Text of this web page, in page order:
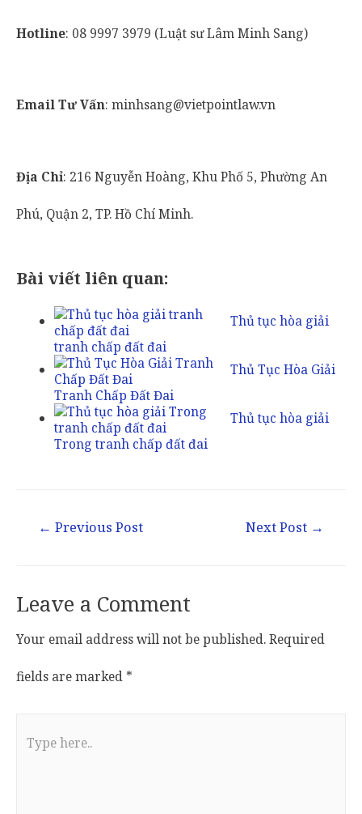
Hotline: 08 9997 3979 (Luật sư Lâm Minh Sang)
Email Tư Vấn: minhsang@vietpointlaw.vn
Địa Chỉ: 216 Nguyễn Hoàng, Khu Phố 5, Phường An
Phú, Quận 2, TP. Hồ Chí Minh.
Bài viết liên quan:
Thủ tục hòa giải
tranh chấp đất đai
Thủ Tục Hòa Giải
Tranh Chấp Đất Đai
Thủ tục hòa giải
Trong tranh chấp đất đai
Post
← Previous Post Next Post →
Leave a Comment
Your email address will not be published.Required
fields are marked *
here..